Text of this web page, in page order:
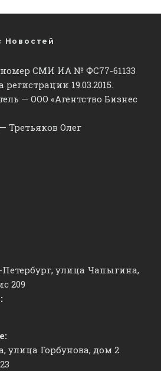
Новостей
СМИ ИА № ФС77-61133
19.03.2015.
— ООО «Агентство Бизнес
Третьяков Олег
Петербург, улица Чапыгина,
209
улица Горбунова, дом 2